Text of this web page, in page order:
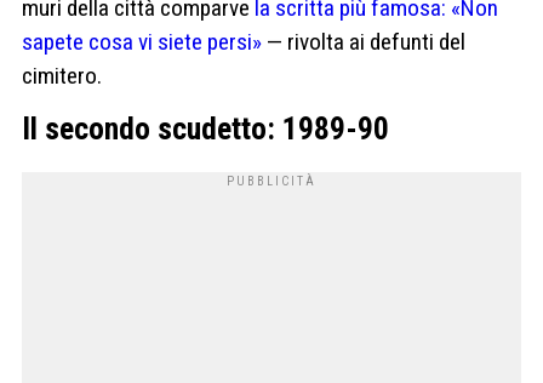
muri della città comparve la scritta più famosa: «Non
sapete cosa vi siete persi» — rivolta ai defunti del
cimitero.
Il secondo scudetto: 1989-90